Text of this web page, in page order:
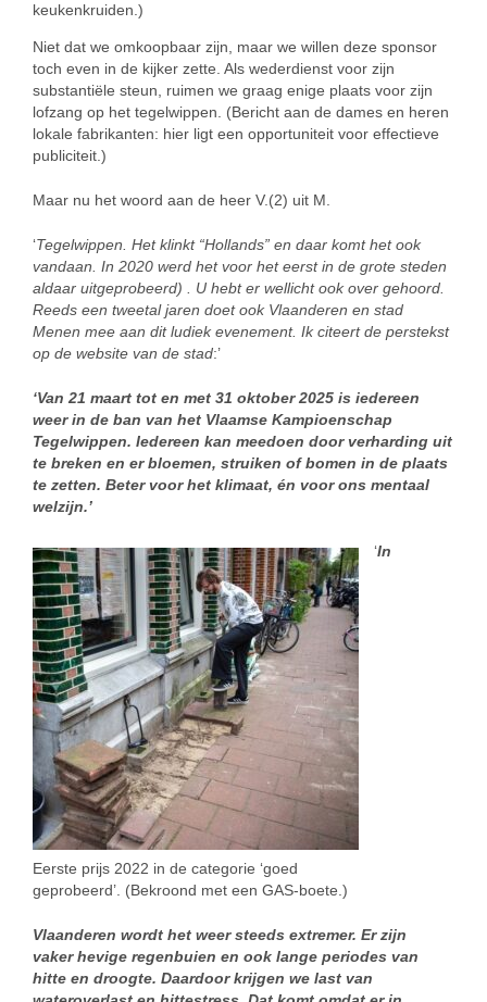
keukenkruiden.)
Niet dat we omkoopbaar zijn, maar we willen deze sponsor
toch even in de kijker zette. Als wederdienst voor zijn
substantiële steun, ruimen we graag enige plaats voor zijn
lofzang op het tegelwippen. (Bericht aan de dames en heren
lokale fabrikanten: hier ligt een opportuniteit voor effectieve
publiciteit.)
Maar nu het woord aan de heer V.(2) uit M.
‘Tegelwippen. Het klinkt “Hollands” en daar komt het ook
vandaan. In 2020 werd het voor het eerst in de grote steden
aldaar uitgeprobeerd) . U hebt er wellicht ook over gehoord.
Reeds een tweetal jaren doet ook Vlaanderen en stad
Menen mee aan dit ludiek evenement. Ik citeert de perstekst
op de website van de stad:’
‘Van 21 maart tot en met 31 oktober 2025 is iedereen
weer in de ban van het Vlaamse Kampioenschap
Tegelwippen. Iedereen kan meedoen door verharding uit
te breken en er bloemen, struiken of bomen in de plaats
te zetten. Beter voor het klimaat, én voor ons mentaal
welzijn.’
Eerste prijs 2022 in de categorie ‘goed
geprobeerd’. (Bekroond met een GAS-boete.)
‘In
Vlaanderen wordt het weer steeds extremer. Er zijn
vaker hevige regenbuien en ook lange periodes van
hitte en droogte. Daardoor krijgen we last van